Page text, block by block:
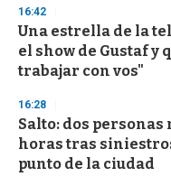
s
e
c
o
n
16:42
Una estrella de la
el show de Gustaf y
trabajar con vos"
16:28
Salto: dos
horas tras
punto de la ciudad